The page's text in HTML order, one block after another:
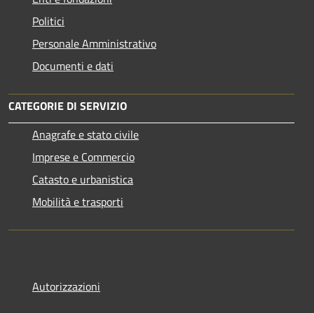
Politici
Personale Amministrativo
Documenti e dati
CATEGORIE DI SERVIZIO
Anagrafe e stato civile
Imprese e Commercio
Catasto e urbanistica
Mobilità e trasporti
Autorizzazioni